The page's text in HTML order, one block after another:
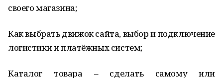
своего магазина;
Как выбрать движок сайта, выбор и подключение
логистики и платёжных систем;
Каталог товара – сделать самому или